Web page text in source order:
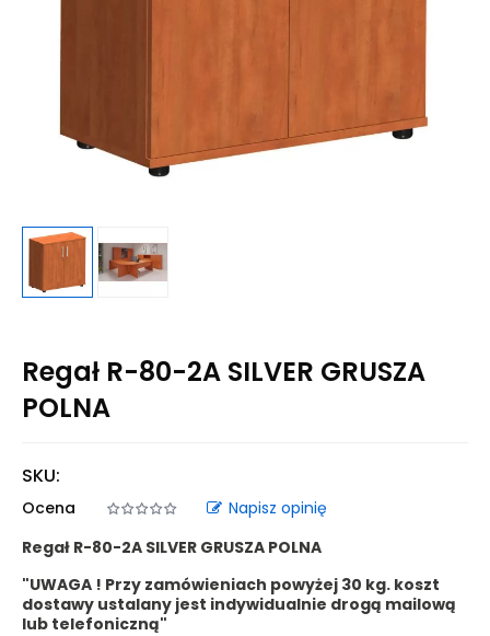
Regał R-80-2A SILVER GRUSZA
POLNA
SKU:
Ocena
Napisz opinię
Regał R-80-2A SILVER GRUSZA POLNA
"UWAGA ! Przy zamówieniach powyżej 30 kg. koszt
dostawy ustalany jest indywidualnie drogą mailową
lub telefoniczną"